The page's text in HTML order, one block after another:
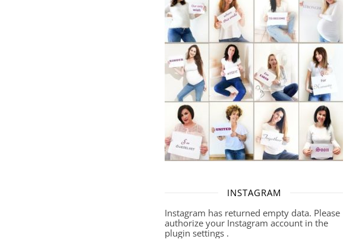
INSTAGRAM
Instagram has returned empty data. Please
authorize your Instagram account in the
plugin settings .